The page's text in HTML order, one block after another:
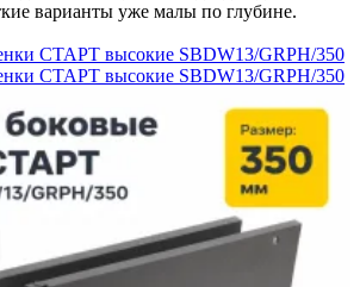
варианты уже малы по глубине.
СТАРТ высокие SBDW13/GRPH/350
СТАРТ высокие SBDW13/GRPH/350